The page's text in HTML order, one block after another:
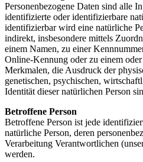
Personenbezogene Daten sind alle
identifizierte oder identifizierbare
identifizierbar wird eine natürliche
indirekt, insbesondere mittels
einem Namen, zu einer
Online-Kennung oder zu einem oder
Merkmalen, die Ausdruck der
genetischen, psychischen,
Identität dieser natürlichen Person
Betroffene Person
Betroffene Person ist jede
natürliche Person, deren
Verarbeitung Verantwortlichen
werden.